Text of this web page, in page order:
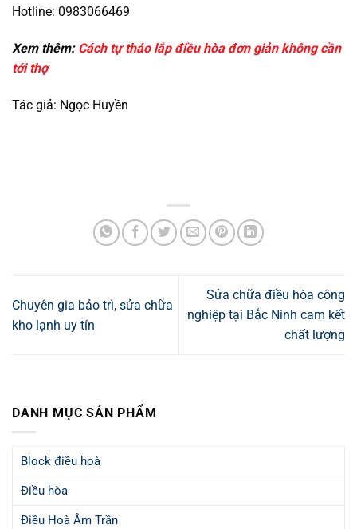
Hotline: 0983066469
Xem thêm: Cách tự tháo lắp điều hòa đơn giản không cần
tới thợ
Tác giả: Ngọc Huyền
Chuyên gia bảo trì, sửa chữa
kho lạnh uy tín
Sửa chữa điều hòa công
nghiệp tại Bắc Ninh cam kết
chất lượng
DANH MỤC SẢN PHẨM
Block điều hoà
Điều hòa
Điều Hoà Âm Trần